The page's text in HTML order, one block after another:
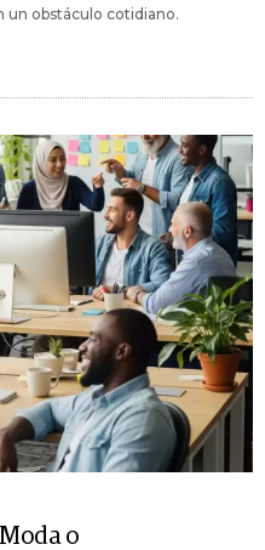
un obstáculo cotidiano.
o